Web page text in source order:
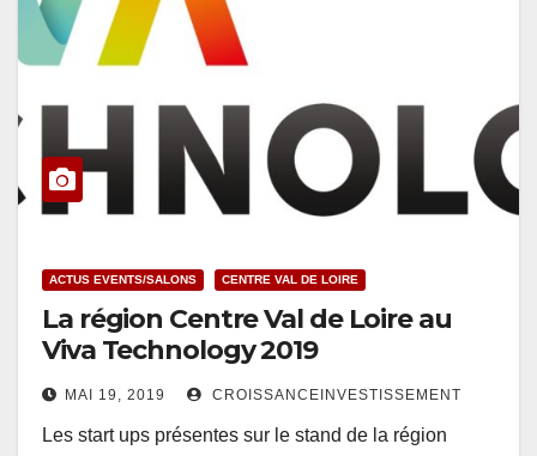
ACTUS EVENTS/SALONS CENTRE VAL DE LOIRE
La région Centre Val de Loire au
Viva Technology 2019
MAI 19, 2019 CROISSANCEINVESTISSEMENT
Les start ups présentes sur le stand de la région